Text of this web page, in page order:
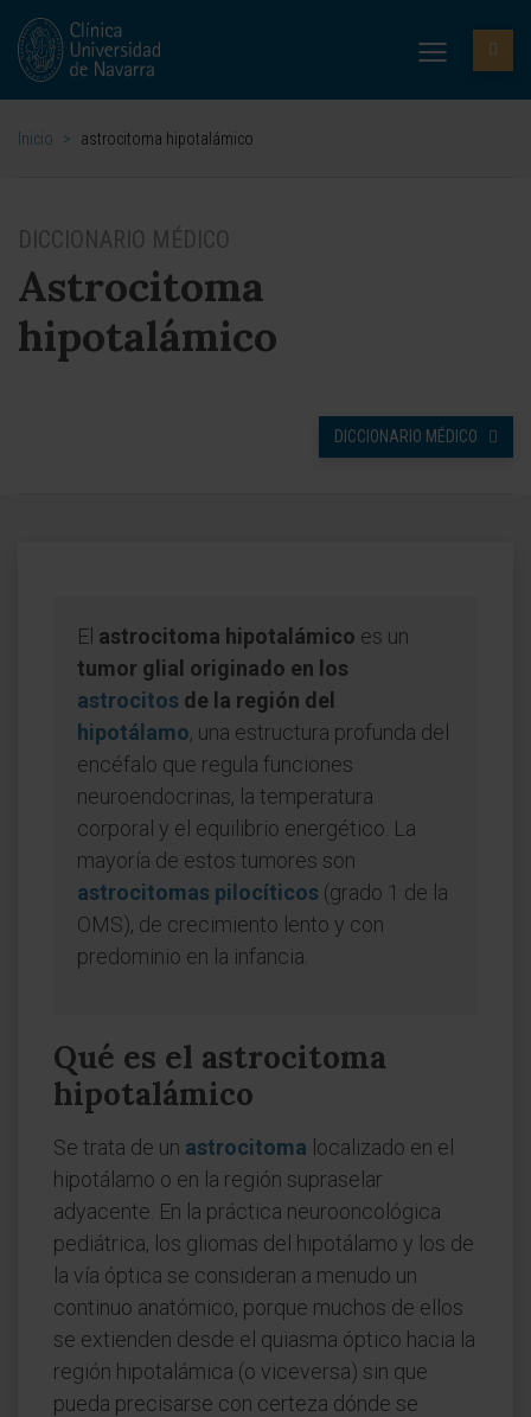
Inicio > astrocitoma hipotalámico
DICCIONARIO MÉDICO
Astrocitoma
hipotalámico
DICCIONARIO MÉDICO
El astrocitoma hipotalámico es un
tumor glial originado en los
astrocitos de la región del
hipotálamo, una estructura profunda del
encéfalo que regula funciones
neuroendocrinas, la temperatura
corporal y el equilibrio energético. La
mayoría de estos tumores son
astrocitomas pilocíticos (grado 1 de la
OMS), de crecimiento lento y con
predominio en la infancia.
Qué es el astrocitoma
hipotalámico
Se trata de un astrocitoma localizado en el
hipotálamo o en la región supraselar
adyacente. En la práctica neurooncológica
pediátrica, los gliomas del hipotálamo y los de
la vía óptica se consideran a menudo un
continuo anatómico, porque muchos de ellos
se extienden desde el quiasma óptico hacia la
región hipotalámica (o viceversa) sin que
pueda precisarse con certeza dónde se